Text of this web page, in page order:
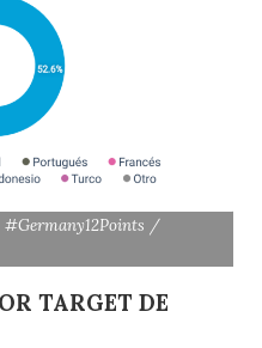
#Germany12Points /
TARGET DE